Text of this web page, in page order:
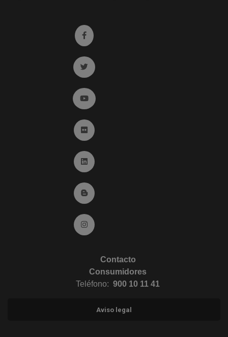
Ir a facebook (abre en ventana nueva)
Ir a twitter (abre en ventana nueva)
Ir a YouTube (abre en ventana nueva)
Ir a Flickr (abre en ventana nueva)
Ir a Linkedin (abre en ventana nueva)
Ir al Blog (abre en ventana nueva)
Ir a Instagram (abre en ventana nueva)
Contacto
Consumidores
Teléfono: 900 10 11 41
Aviso legal